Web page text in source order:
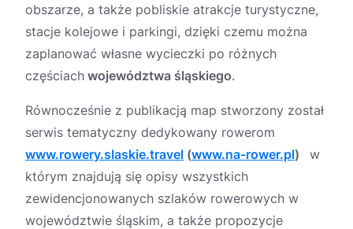
obszarze, a także pobliskie atrakcje turystyczne,
stacje kolejowe i parkingi, dzięki czemu można
zaplanować własne wycieczki po różnych
częściach województwa śląskiego.
Równocześnie z publikacją map stworzony został
serwis tematyczny dedykowany rowerom
www.rowery.slaskie.travel (www.na-rower.pl)
w
którym znajdują się opisy wszystkich
zewidencjonowanych szlaków rowerowych w
województwie śląskim, a także propozycje